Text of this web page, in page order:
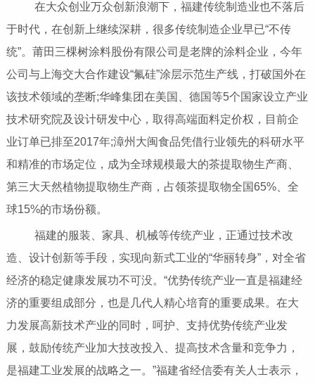
在大众创业万众创新浪潮下，福建传统制造业也不落后
于时代，在创新上继续深耕，很多传统制造企业早已“不传
统”。莆田三棵树涂料股份有限公司是老牌的涂料企业，今年
公司与上海交大合作建设“氟硅”涂层示范生产线，打破国外在
该技术领域的垄断;华峰集团在美国、德国等5个国家设立产业
技术研究院及设计研发中心，取得高端面料定价权，目前企
业订单已排至2017年;漳州大闽食品凭借行业领先的科研水平
和精准的市场定位，成为全球规模最大的茶提取物生产商、
第三大天然植物提取物生产商，占领茶提取物全国65%、全
球15%的市场份额。
福建的服装、家具、机械等传统产业，正通过技术改
造、设计创新等手段，实现向新式工业的“华丽转身”，对全省
经济的稳定健康发展功不可没。“优势传统产业一直是福建经
济的重要组成部分，也是几代人精心培育的重要成果。在大
力发展高新技术产业的同时，呵护、支持优势传统产业发
展，鼓励传统产业加大技改投入、提高技术含量和竞争力，
是福建工业发展的战略之一。”福建省经信委有关人士表示，